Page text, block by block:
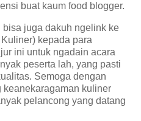
buat kaum food blogger.
bisa juga dakuh ngelink ke
kepada para
ini untuk ngadain acara
peserta lah, yang pasti
Semoga dengan
keanekaragaman kuliner
pelancong yang datang